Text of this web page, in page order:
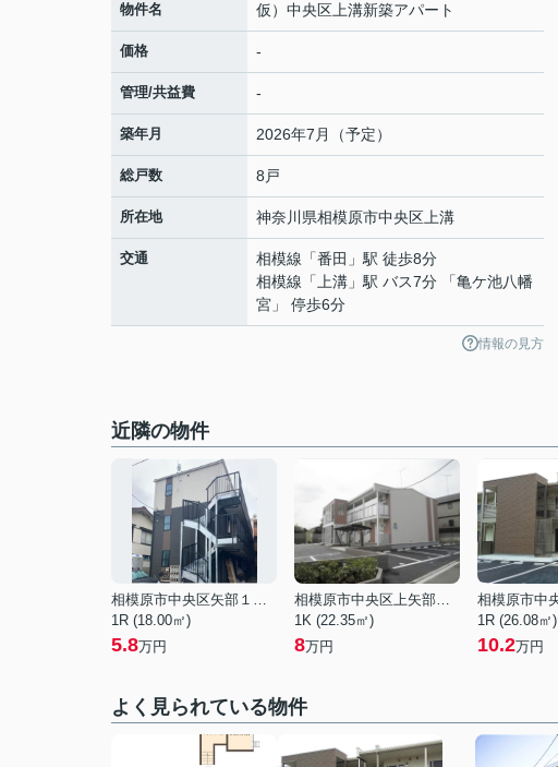
物件名 仮）中央区上溝新築アパート
価格 -
管理/共益費 -
築年月 2026年7月（予定）
総戸数 8戸
所在地 神奈川県相模原市中央区 上溝
交通 相模線 「番田 」駅 徒歩8分
相模線 「 上溝 」駅 バス7分 「亀ケ池八幡
宮」 停歩6分
情報の見方
近隣の物件
相模原市中央区矢部１丁目
1R (18.00㎡)
5.8万円
相模原市中央区上矢部５丁目
1K (22.35㎡)
8万円
1R (26.08㎡)
10.2万円
よく見られている物件